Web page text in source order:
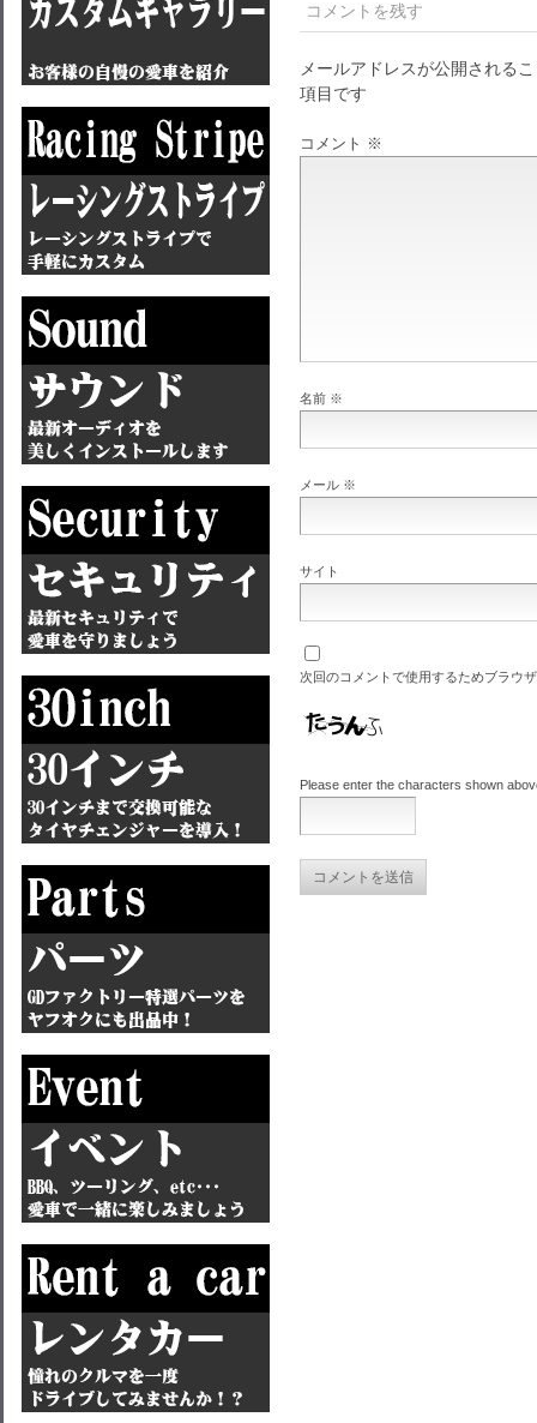
コメントを残す
メールアドレスが公開される
項目です
コメント ※
名前 ※
メール ※
サイト
次回のコメントで使用するためブラウ
Please enter the characters shown